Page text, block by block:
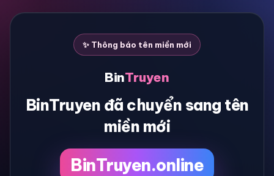
✨ Thông báo tên miền mới
BinTruyen
BinTruyen đã chuyển sang tên
miền mới
BinTruyen.online